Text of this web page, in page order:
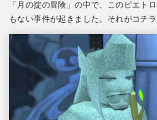
「月の掟の冒険」の中で、このピエト
もない事件が起きました。それがコチラ